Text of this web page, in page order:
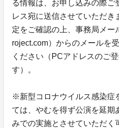
る情報は、お申し込みの際ご
レス宛に送信させていただき
定をご確認の上、事務局メー
roject.com）からのメールを
ください（PCアドレスのご
す）。
※新型コロナウイルス感染症
ては、やむを得ず公演を延期
みでの実施とさせていただく